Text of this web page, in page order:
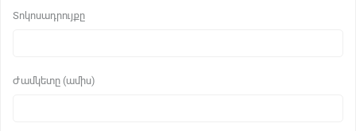
Տոկոսադրույքը
Ժամկետը (ամիս)